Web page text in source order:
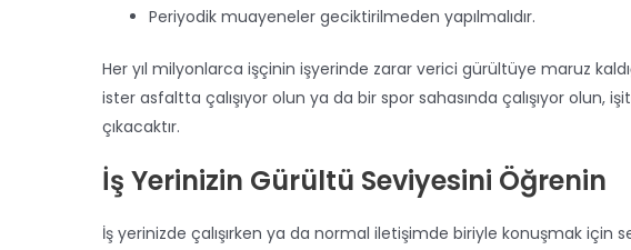
Periyodik muayeneler geciktirilmeden yapılmalıdır.
Her yıl milyonlarca işçinin işyerinde zarar verici gürültüye maruz
ister asfaltta çalışıyor olun ya da bir spor sahasında çalışıyor olun,
çıkacaktır.
İş Yerinizin Gürültü Seviyesini Öğrenin
İş yerinizde çalışırken ya da normal iletişimde biriyle konuşmak için